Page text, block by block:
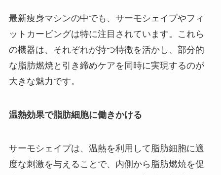
最新痩身マシンの中でも、サーモシェイプやフィ
ットカービングは特に注目されています。これら
の機器は、それぞれが持つ特徴を活かし、部分的
な脂肪燃焼と引き締めケアを同時に実現するのが
大きな魅力です。
温熱効果で脂肪細胞に働きかける
サーモシェイプは、温熱を利用して脂肪細胞に適
度な刺激を与えることで、内側から脂肪燃焼を促